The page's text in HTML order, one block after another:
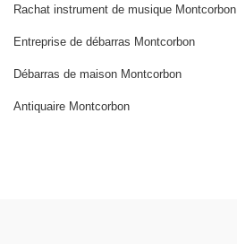
Rachat instrument de musique Montcorbon
Entreprise de débarras Montcorbon
Débarras de maison Montcorbon
Antiquaire Montcorbon